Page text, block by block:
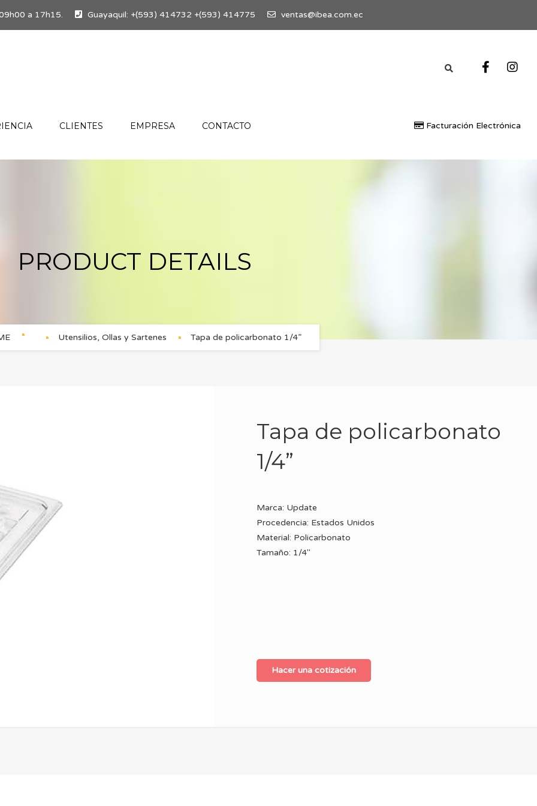
09h00 a 17h15. Guayaquil: +(593) 414732 +(593) 414775 ventas@ibea.com.ec
CLIENTES EMPRESA CONTACTO Facturación Electrónica
PRODUCT DETAILS
Utensilios, Ollas y Sartenes Tapa de policarbonato 1/4”
Tapa de policarbonato
1/4”
Marca: Update
Procedencia: Estados Unidos
Material: Policarbonato
Tamaño: 1/4''
Hacer una cotización